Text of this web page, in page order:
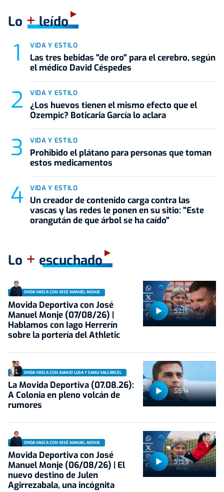
Lo +leído
VIDA Y ESTILO
Las tres bebidas "de oro" para el cerebro, según
el médico David Céspedes
VIDA Y ESTILO
¿Los huevos tienen el mismo efecto que el
Ozempic? Boticaria García lo aclara
VIDA Y ESTILO
Prohibido el plátano para personas que toman
estos medicamentos
VIDA Y ESTILO
Un creador de contenido carga contra las
vascas y las redes le ponen en su sitio: "Este
orangután de que árbol se ha caído"
Lo + escuchado
52:11
ONDA VASCA CON JOSÉ MANUEL MONJE
Movida Deportiva con José
Manuel Monje (07/08/26) |
Hablamos con Iago Herrerín
sobre la portería del Athletic
55:14
ONDA VASCA CON JUANJO LUSA Y SAMU VALCÁRCEL
La Movida Deportiva (07.08.26):
A Colonia en pleno volcán de
rumores
51:59
ONDA VASCA CON JOSÉ MANUEL MONJE
Movida Deportiva con José
Manuel Monje (06/08/26) | El
nuevo destino de Julen
Agirrezabala, una incógnita